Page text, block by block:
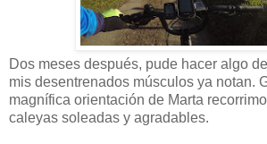
Dos meses después, pude hacer algo
mis desentrenados músculos ya notan.
magnífica orientación de Marta
caleyas soleadas y agradables.